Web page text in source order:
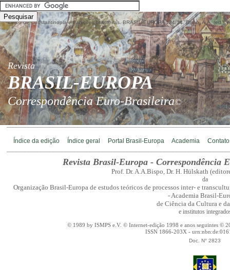
Cerco de Constantinopla e tradições brasileiras. BRASIL-EUROPA 134/14. Bispo, A.A. (ed.).
Revista
BRASIL-EUROPA
Correspondência Euro-Brasileira©
Índice da edição Índice geral Portal Brasil-Europa Academia Contato
Revista Brasil-Europa - Correspondência
Prof. Dr. A.A.Bispo, Dr. H. Hülskath
da
Organização Brasil-Europa de estudos teóricos de processos inter- e
- Academia Brasil-
de Ciência da Cultura e
e institutos
© 1989 by ISMPS e.V. © Internet-edição 1998 e anos seguintes ©
ISSN 1866-203X -
Doc. N° 2823